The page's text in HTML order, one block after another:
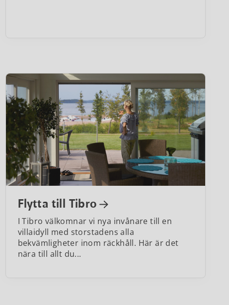
Flytta till Tibro
I Tibro välkomnar vi nya invånare till en
villaidyll med storstadens alla
bekvämligheter inom räckhåll. Här är det
nära till allt du...